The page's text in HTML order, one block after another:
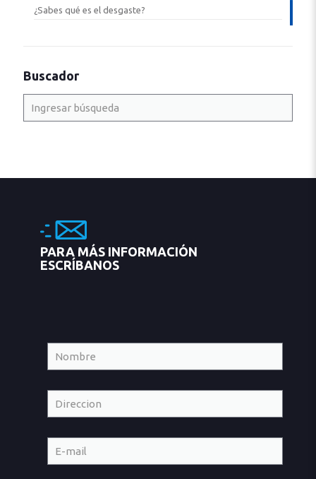
¿Sabes qué es el desgaste?
Buscador
PARA MÁS INFORMACIÓN
ESCRÍBANOS